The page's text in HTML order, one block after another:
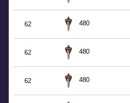
62 480
62 480
62 480